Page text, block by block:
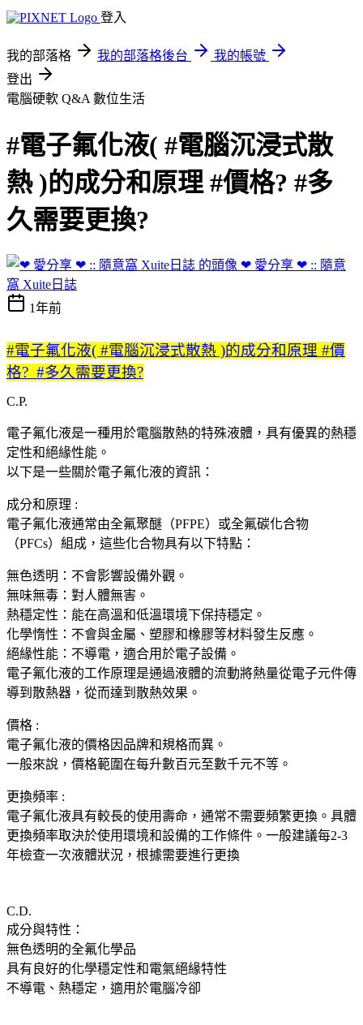
登入
我的部落格 我的部落格後台
我的帳號
登出
電腦硬軟 Q&A 數位生活
#電子氟化液( #電腦沉浸式散
熱 )的成分和原理 #價格? #多
久需要更換?
❤ 愛分享 ❤ :: 隨意
窩 Xuite日誌
1年前
#電子氟化液( #電腦沉浸式散熱 )的成分和原理 #價
格? #多久需要更換?
C.P.
電子氟化液是一種用於電腦散熱的特殊液體，具有優異的熱穩
定性和絕緣性能。
以下是一些關於電子氟化液的資訊：
成分和原理 :
電子氟化液通常由全氟聚醚（PFPE）或全氟碳化合物
（PFCs）組成，這些化合物具有以下特點：
無色透明：不會影響設備外觀。
無味無毒：對人體無害。
熱穩定性：能在高溫和低溫環境下保持穩定。
化學惰性：不會與金屬、塑膠和橡膠等材料發生反應。
絕緣性能：不導電，適合用於電子設備。
電子氟化液的工作原理是通過液體的流動將熱量從電子元件傳
導到散熱器，從而達到散熱效果。
價格 :
電子氟化液的價格因品牌和規格而異。
一般來說，價格範圍在每升數百元至數千元不等。
更換頻率 :
電子氟化液具有較長的使用壽命，通常不需要頻繁更換。具體
更換頻率取決於使用環境和設備的工作條件。一般建議每2-3
年檢查一次液體狀況，根據需要進行更換
C.D.
成分與特性：
無色透明的全氟化學品
具有良好的化學穩定性和電氣絕緣特性
不導電、熱穩定，適用於電腦冷卻